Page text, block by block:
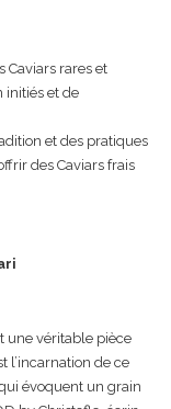
Caviars rares et
initiés et de
et des pratiques
des Caviars frais
une véritable pièce
l’incarnation de ce
évoquent un grain